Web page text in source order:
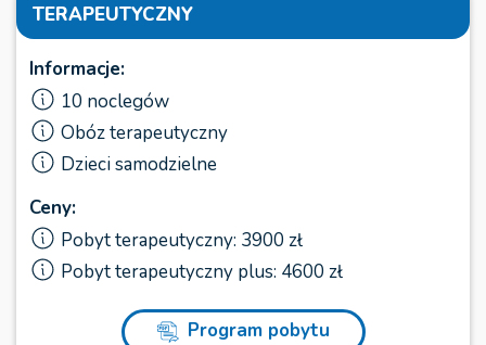
TERAPEUTYCZNY
Informacje:
10 noclegów
Obóz terapeutyczny
Dzieci samodzielne
Ceny:
Pobyt terapeutyczny: 3900 zł
Pobyt terapeutyczny plus: 4600 zł
Program pobytu